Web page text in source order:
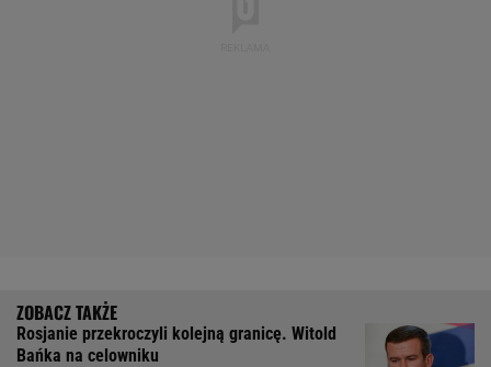
Rosjanie przekroczyli kolejną granicę. Witold
Bańka na celowniku